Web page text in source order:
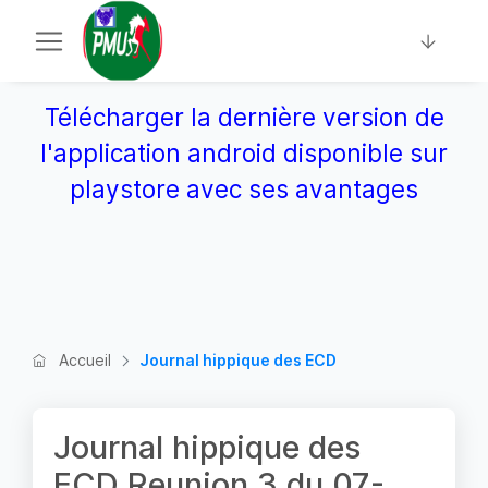
Télécharger la dernière version de
l'application android disponible sur
playstore avec ses avantages
Accueil Journal hippique des ECD
Journal hippique des